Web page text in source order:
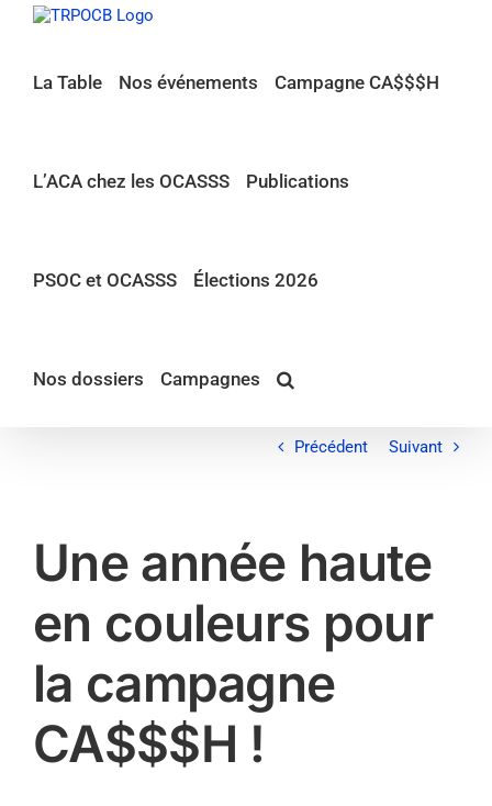
Passer
La Table Nos événements Campagne CA$$$H
L’ACA chez les OCASSS Publications
PSOC et OCASSS Élections 2026
Nos dossiers Campagnes
Précédent Suivant
Une année haute
en couleurs pour
la campagne
CA$$$H !